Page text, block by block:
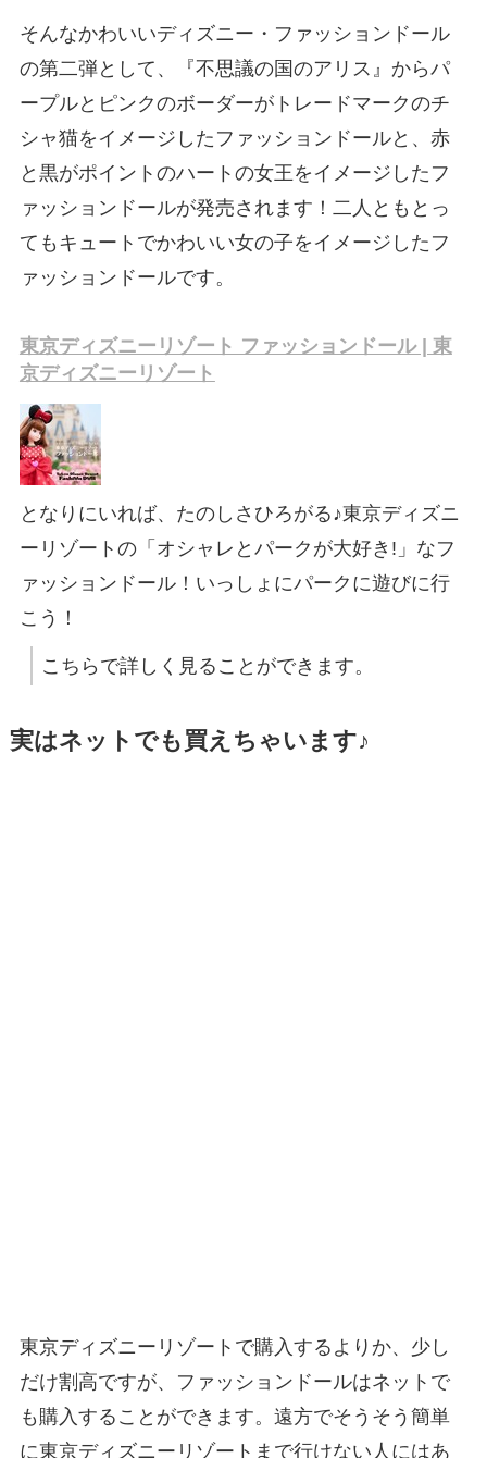
そんなかわいいディズニー・ファッションドール
の第二弾として、『不思議の国のアリス』からパ
ープルとピンクのボーダーがトレードマークのチ
シャ猫をイメージしたファッションドールと、赤
と黒がポイントのハートの女王をイメージしたフ
ァッションドールが発売されます！二人ともとっ
てもキュートでかわいい女の子をイメージしたフ
ァッションドールです。
東京ディズニーリゾート ファッションドール | 東
京ディズニーリゾート
となりにいれば、たのしさひろがる♪東京ディズニ
ーリゾートの「オシャレとパークが大好き!」なフ
ァッションドール！いっしょにパークに遊びに行
こう！
こちらで詳しく見ることができます。
実はネットでも買えちゃいます♪
東京ディズニーリゾートで購入するよりか、少し
だけ割高ですが、ファッションドールはネットで
も購入することができます。遠方でそうそう簡単
に東京ディズニーリゾートまで行けない人にはあ